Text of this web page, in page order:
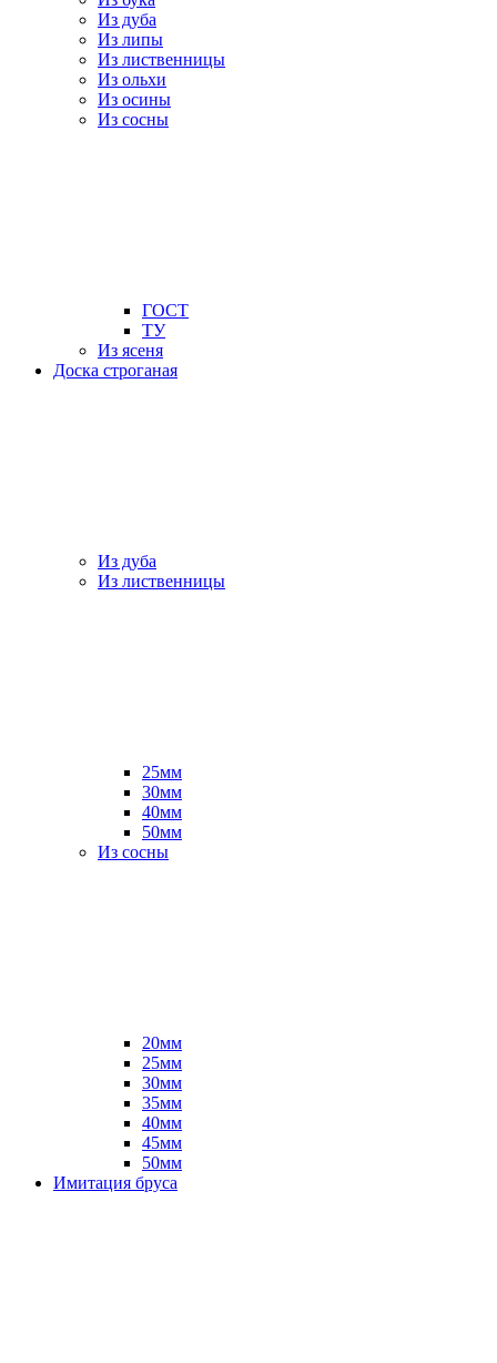
Из дуба
Из липы
Из лиственницы
Из ольхи
Из осины
Из сосны
ГОСТ
ТУ
Из ясеня
Доска строганая
Из дуба
Из лиственницы
25мм
30мм
40мм
50мм
Из сосны
20мм
25мм
30мм
35мм
40мм
45мм
50мм
Имитация бруса